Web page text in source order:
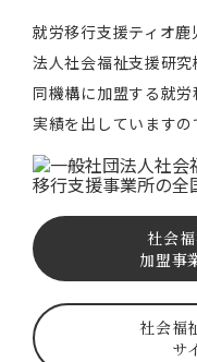
就労移⾏⽀援ティオ
法⼈社会福祉⽀援研究
同機構に加盟する就
実績を出していますの
社会
加盟事
社会福
サ